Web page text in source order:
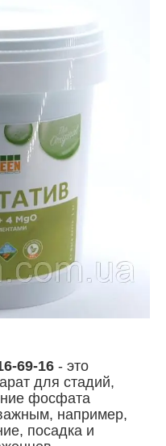
69-16 - это
для стадий,
фосфата
например,
посадка и